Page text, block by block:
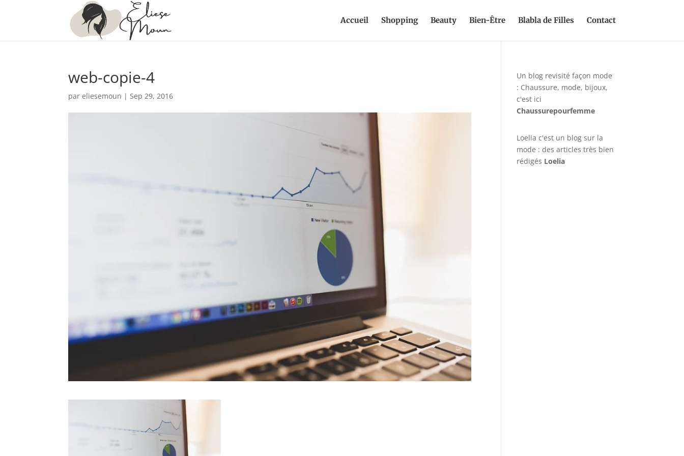
Accueil Shopping Beauty Bien-Être Blabla de Filles Contact
web-copie-4
pareliesemoun |Sep 29, 2016
Un blog revisité façon mode
: Chaussure, mode, bijoux,
c'est ici
Chaussurepourfemme
Loelia c'est un blog sur la
mode : des articles très bien
rédigés Loelia